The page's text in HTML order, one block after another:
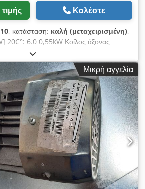
Καλέστε
, κατάσταση: καλή (μεταχειρισμένη),
20C°: 6.0 0,55kW Κοίλος άξονας
ελικοειδών κωνικών γραναζιών
29,2 Codpfeh I D I Djx Ac Dsrf
Μικρή αγγελία